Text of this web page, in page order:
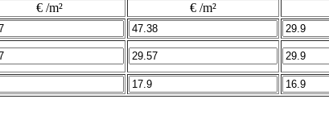
€ /m² € /m²